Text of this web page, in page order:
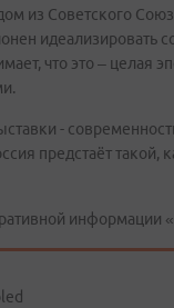
из Советского
идеализировать
что это – целая
-
предстаёт такой,
информации